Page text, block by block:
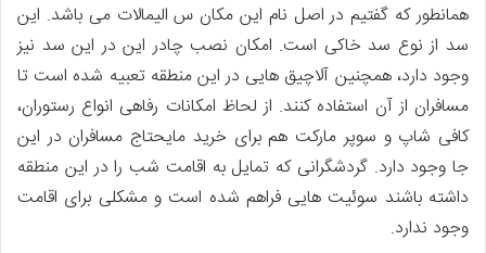
همانطور که گفتیم در اصل نام این مکان س الیمالات می باشد. این
سد از نوع سد خاکی است. امکان نصب چادر این در این سد نیز
وجود دارد، همچنین آلاچیق هایی در این منطقه تعبیه شده است تا
مسافران از آن استفاده کنند. از لحاظ امکانات رفاهی انواع رستوران،
کافی شاپ و سوپر مارکت هم برای خرید مایحتاج مسافران در این
جا وجود دارد. گردشگرانی که تمایل به اقامت شب را در این منطقه
داشته باشند سوئیت هایی فراهم شده است و مشکلی برای اقامت
وجود ندارد.